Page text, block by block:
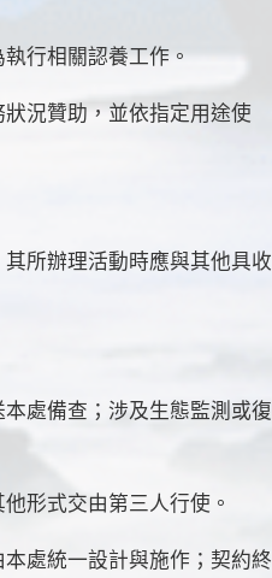
行相關認養工作。
況贊助，並依指定用途使
所辦理活動時應與其他具收
處備查；涉及生態監測或復
形式交由第三人行使。
處統一設計與施作；契約終